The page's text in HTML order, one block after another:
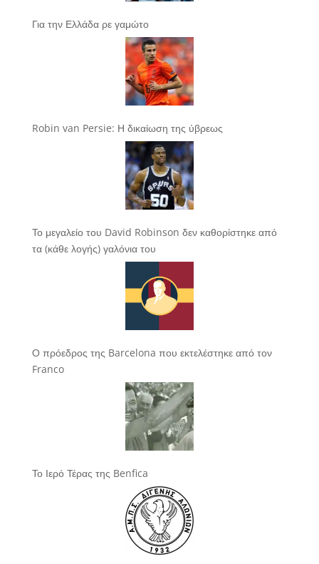
Για την Ελλάδα ρε γαμώτο
Robin van Persie: Η δικαίωση της ύβρεως
Το μεγαλείο του David Robinson δεν καθορίστηκε από
τα (κάθε λογής) γαλόνια του
Ο πρόεδρος της Barcelona που εκτελέστηκε από τον
Franco
Το Ιερό Τέρας της Benfica